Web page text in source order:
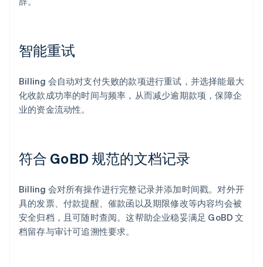
智能重试
Billing 会自动对支付失败的款项进行重试，并选择能最大
化收款成功率的时间与频率，从而减少逾期款项，保障企
业的资金流动性。
符合 GoBD 规范的文档记录
Billing 会对所有操作进行完整记录并添加时间戳。对外开
具的发票、付款提醒、催款函以及期限修改等内容均会被
安全归档，且可随时查阅。这帮助企业稳妥满足 GoBD 文
档留存与审计可追溯性要求。
阿联酋
English
爱尔兰
English